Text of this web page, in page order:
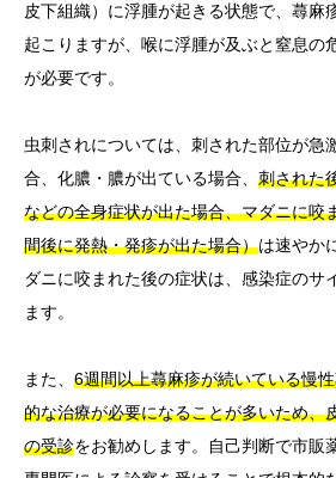
皮下組織）に浮腫が起きる状態で、蕁麻
起こりますが、喉に浮腫が及ぶと窒息の
が必要です。
虫刺されについては、刺された部位が急
合、化膿・膿が出ている場合、 刺された
などの全身症状が出た場合、マダニに咬
間後に発熱・発疹が出た場合）は速やか
ダニに咬まれた後の症状は、感染症のサ
ます。
また、 6週間以上蕁麻疹が続いている慢
的な治療が必要になることが多いため、
の受診をお勧めします。自己判断で市販